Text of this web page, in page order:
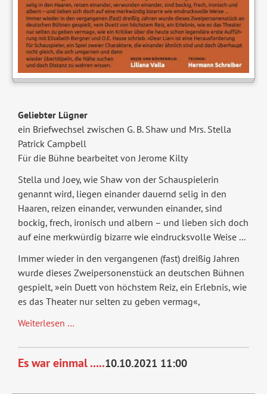
Geliebter Lügner
ein Briefwechsel zwischen G. B. Shaw und Mrs. Stella
Patrick Campbell
Für die Bühne bearbeitet von Jerome Kilty
Stella und Joey, wie Shaw von der Schauspielerin
genannt wird, liegen einander dauernd selig in den
Haaren, reizen einander, verwunden einander, sind
bockig, frech, ironisch und albern – und lieben sich doch
auf eine merkwürdig bizarre wie eindrucksvolle Weise ...
Immer wieder in den vergangenen (fast) dreißig Jahren
wurde dieses Zweipersonenstück an deutschen Bühnen
gespielt, »ein Duett von höchstem Reiz, ein Erlebnis, wie
es das Theater nur selten zu geben vermag«,
Weiterlesen …Geliebter
Szenische
Lesung
Es war einmal .....10.10.2021 11:00